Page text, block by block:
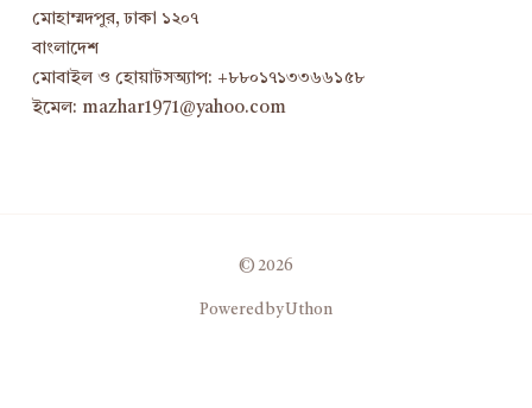
মোহাম্মদপুর, ঢাকা ১২০৭
বাংলাদেশ
মোবাইল ও হোয়াটসঅ্যাপ: +৮৮০১৭১৩৩৬৬১৫৮
ইমেল: mazhar1971@yahoo.com
© 2026
Powered by Uthon